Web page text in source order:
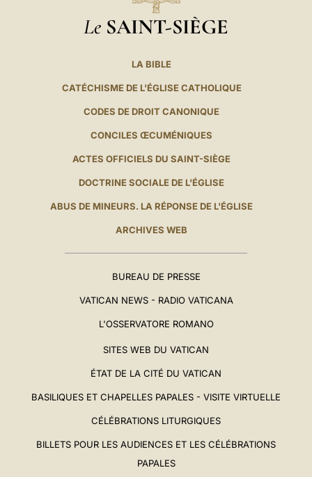
Le SAINT-SIÈGE
LA BIBLE
CATÉCHISME DE L'ÉGLISE CATHOLIQUE
CODES DE DROIT CANONIQUE
CONCILES ŒCUMÉNIQUES
ACTES OFFICIELS DU SAINT-SIÈGE
DOCTRINE SOCIALE DE L'ÉGLISE
ABUS DE MINEURS. LA RÉPONSE DE L'ÉGLISE
ARCHIVES WEB
BUREAU DE PRESSE
VATICAN NEWS - RADIO VATICANA
L'OSSERVATORE ROMANO
SITES WEB DU VATICAN
ÉTAT DE LA CITÉ DU VATICAN
BASILIQUES ET CHAPELLES PAPALES - VISITE VIRTUELLE
CÉLÉBRATIONS LITURGIQUES
BILLETS POUR LES AUDIENCES ET LES CÉLÉBRATIONS
PAPALES